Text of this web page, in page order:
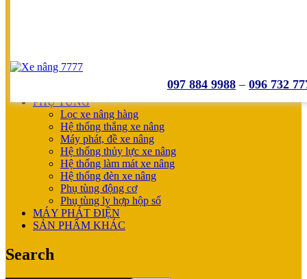
XE NÂNG TAY
PHỤ TÙNG
Lọc xe nâng hàng
Hệ thống thắng xe nâng
Máy phát, đề xe nâng
Hệ thống thủy lực xe nâng
Hệ thống làm mát xe nâng
Hệ thống đèn xe nâng
Phụ tùng động cơ
Phụ tùng ly hợp hộp số
MÁY PHÁT ĐIỆN
SẢN PHẨM KHÁC
Search
097 884 9988 – 096 732